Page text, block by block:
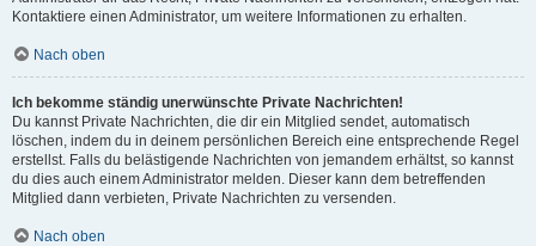
Kontaktiere einen Administrator, um weitere Informationen zu erhalten.
Nach oben
Ich bekomme ständig unerwünschte Private Nachrichten!
Du kannst Private Nachrichten, die dir ein Mitglied sendet, automatisch
löschen, indem du in deinem persönlichen Bereich eine entsprechende Regel
erstellst. Falls du belästigende Nachrichten von jemandem erhältst, so kannst
du dies auch einem Administrator melden. Dieser kann dem betreffenden
Mitglied dann verbieten, Private Nachrichten zu versenden.
Nach oben